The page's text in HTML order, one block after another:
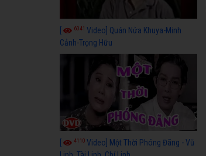
[ 6041 Video] Quán Nửa Khuya-Minh
Cảnh-Trọng Hữu
4110 Video] Một Thời Phóng Đãng - Vũ